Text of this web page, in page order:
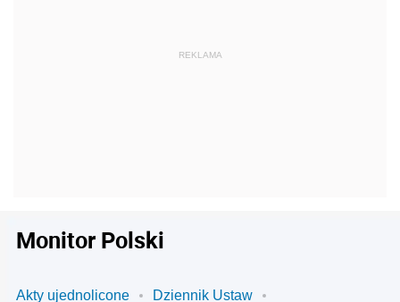
Monitor Polski
Akty ujednolicone
Dziennik Ustaw